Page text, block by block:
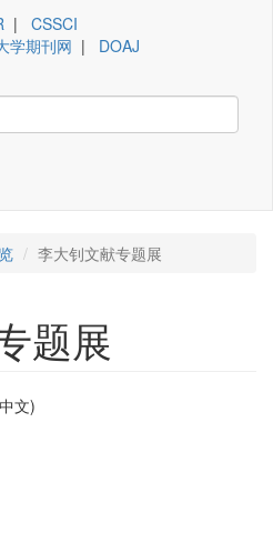
| CSSCI
学期刊网 | DOAJ
李大钊文献专题展
题展
文)